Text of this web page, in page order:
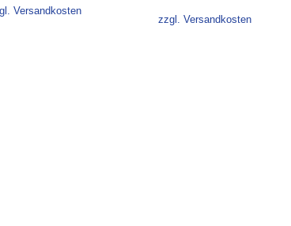
Versandkosten
war:
ist:
war:
ist:
zzgl. Versandkosten